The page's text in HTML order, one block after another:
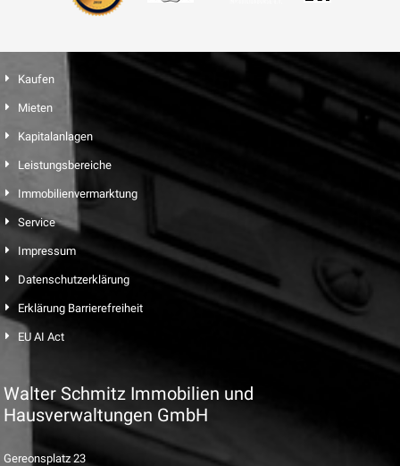
Kaufen
Mieten
Kapitalanlagen
Leistungsbereiche
Immobilienvermarktung
Service
Impressum
Datenschutzerklärung
Erklärung Barrierefreiheit
EU AI Act
Walter Schmitz Immobilien und
Hausverwaltungen GmbH
Gereonsplatz 23